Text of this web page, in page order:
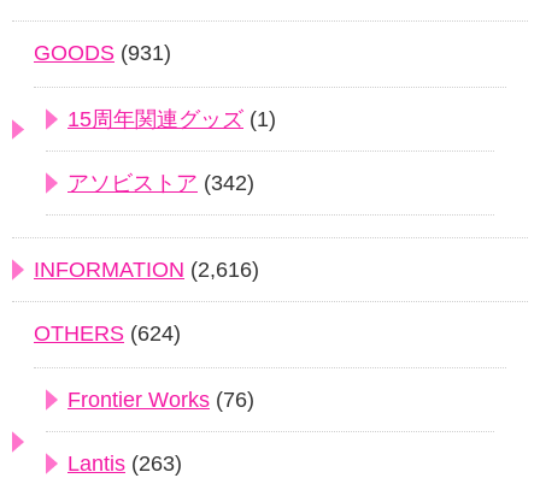
GOODS (931)
15周年関連グッズ (1)
アソビストア (342)
INFORMATION (2,616)
OTHERS (624)
Frontier Works (76)
Lantis (263)